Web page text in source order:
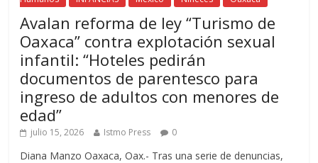
Avalan reforma de ley “Turismo de
Oaxaca” contra explotación sexual
infantil: “Hoteles pedirán
documentos de parentesco para
ingreso de adultos con menores de
edad”
julio 15, 2026 Istmo Press 0
Diana Manzo Oaxaca, Oax.- Tras una serie de denuncias,